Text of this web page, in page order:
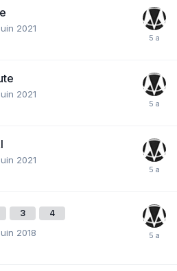
2021
2021
2021
3 4
2018